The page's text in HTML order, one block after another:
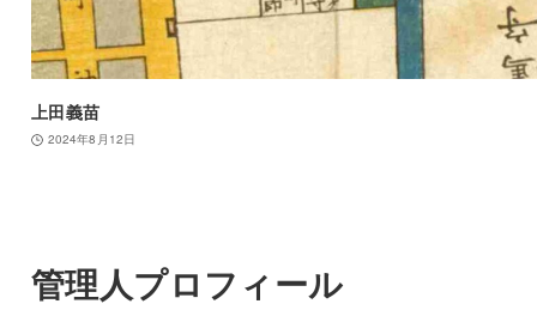
上田義苗
2024年8月12日
管理人プロフィール